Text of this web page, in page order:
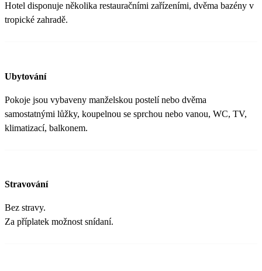
Hotel disponuje několika restauračními zařízeními, dvěma bazény v
tropické zahradě.
Ubytování
Pokoje jsou vybaveny manželskou postelí nebo dvěma
samostatnými lůžky, koupelnou se sprchou nebo vanou, WC, TV,
klimatizací, balkonem.
Stravování
Bez stravy.
Za příplatek možnost snídaní.